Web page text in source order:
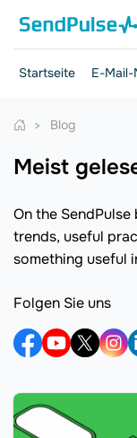
Startseite E-Mail-
Blog
Meist
On the
trends, useful
something useful
Folgen Sie uns